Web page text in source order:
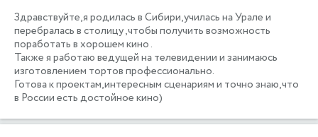
Здравствуйте,я родилась в Сибири,училась на Урале и
перебралась в столицу ,чтобы получить возможность
поработать в хорошем кино .
Также я работаю ведущей на телевидении и занимаюсь
изготовлением тортов профессионально.
Готова к проектам,интересным сценариям и точно знаю,что
в России есть достойное кино)